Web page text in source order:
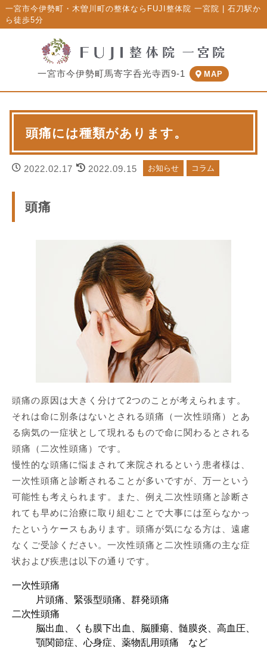
一宮市今伊勢町・木曽川町の整体ならFUJI整体院 一宮院 | 石刀駅か
ら徒歩5分
一宮市今伊勢町馬寄字呑光寺西9-1 MAP
頭痛には種類があります。
2022.02.17 2022.09.15 お知らせ コラム
頭痛
頭痛の原因は大きく分けて2つのことが考えられます。
それは命に別条はないとされる頭痛（一次性頭痛）とあ
る病気の一症状として現れるもので命に関わるとされる
頭痛（二次性頭痛）です。
慢性的な頭痛に悩まされて来院されるという患者様は、
一次性頭痛と診断されることが多いですが、万一という
可能性も考えられます。また、例え二次性頭痛と診断さ
れても早めに治療に取り組むことで大事には至らなかっ
たというケースもあります。頭痛が気になる方は、遠慮
なくご受診ください。一次性頭痛と二次性頭痛の主な症
状および疾患は以下の通りです。
一次性頭痛
片頭痛、緊張型頭痛、群発頭痛
二次性頭痛
脳出血、くも膜下出血、脳腫瘍、髄膜炎、高血圧、
顎関節症、心身症、薬物乱用頭痛 など